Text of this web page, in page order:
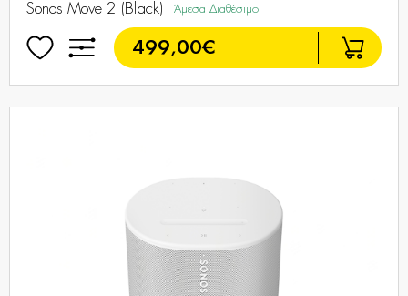
Sonos Move 2 (Black) Άμεσα Διαθέσιμο
499,00€